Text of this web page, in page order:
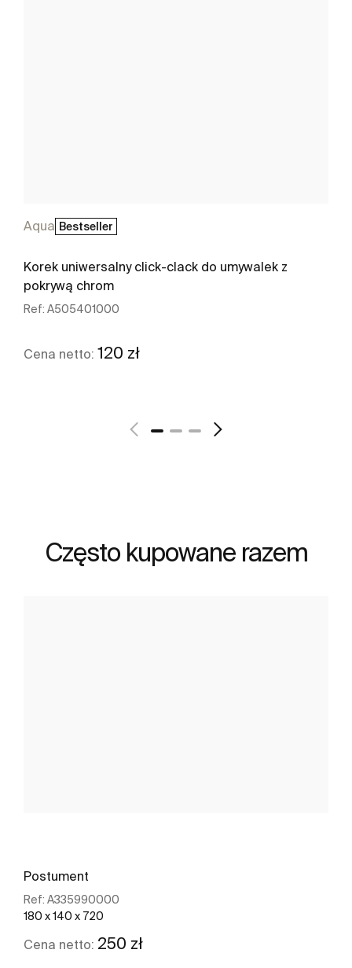
Aqua Bestseller
Korek uniwersalny click-clack do umywalek z
pokrywą chrom
Ref: A505401000
Cena netto: 120 zł
Często kupowane razem
Postument
Ref: A335990000
180 x 140 x 720
Cena netto: 250 zł